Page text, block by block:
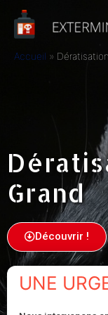
Accueil
Grand
Découvrir !
UNE